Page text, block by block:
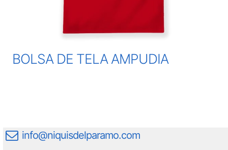
BOLSA DE TELA AMPUDIA
info@niquisdelparamo.com